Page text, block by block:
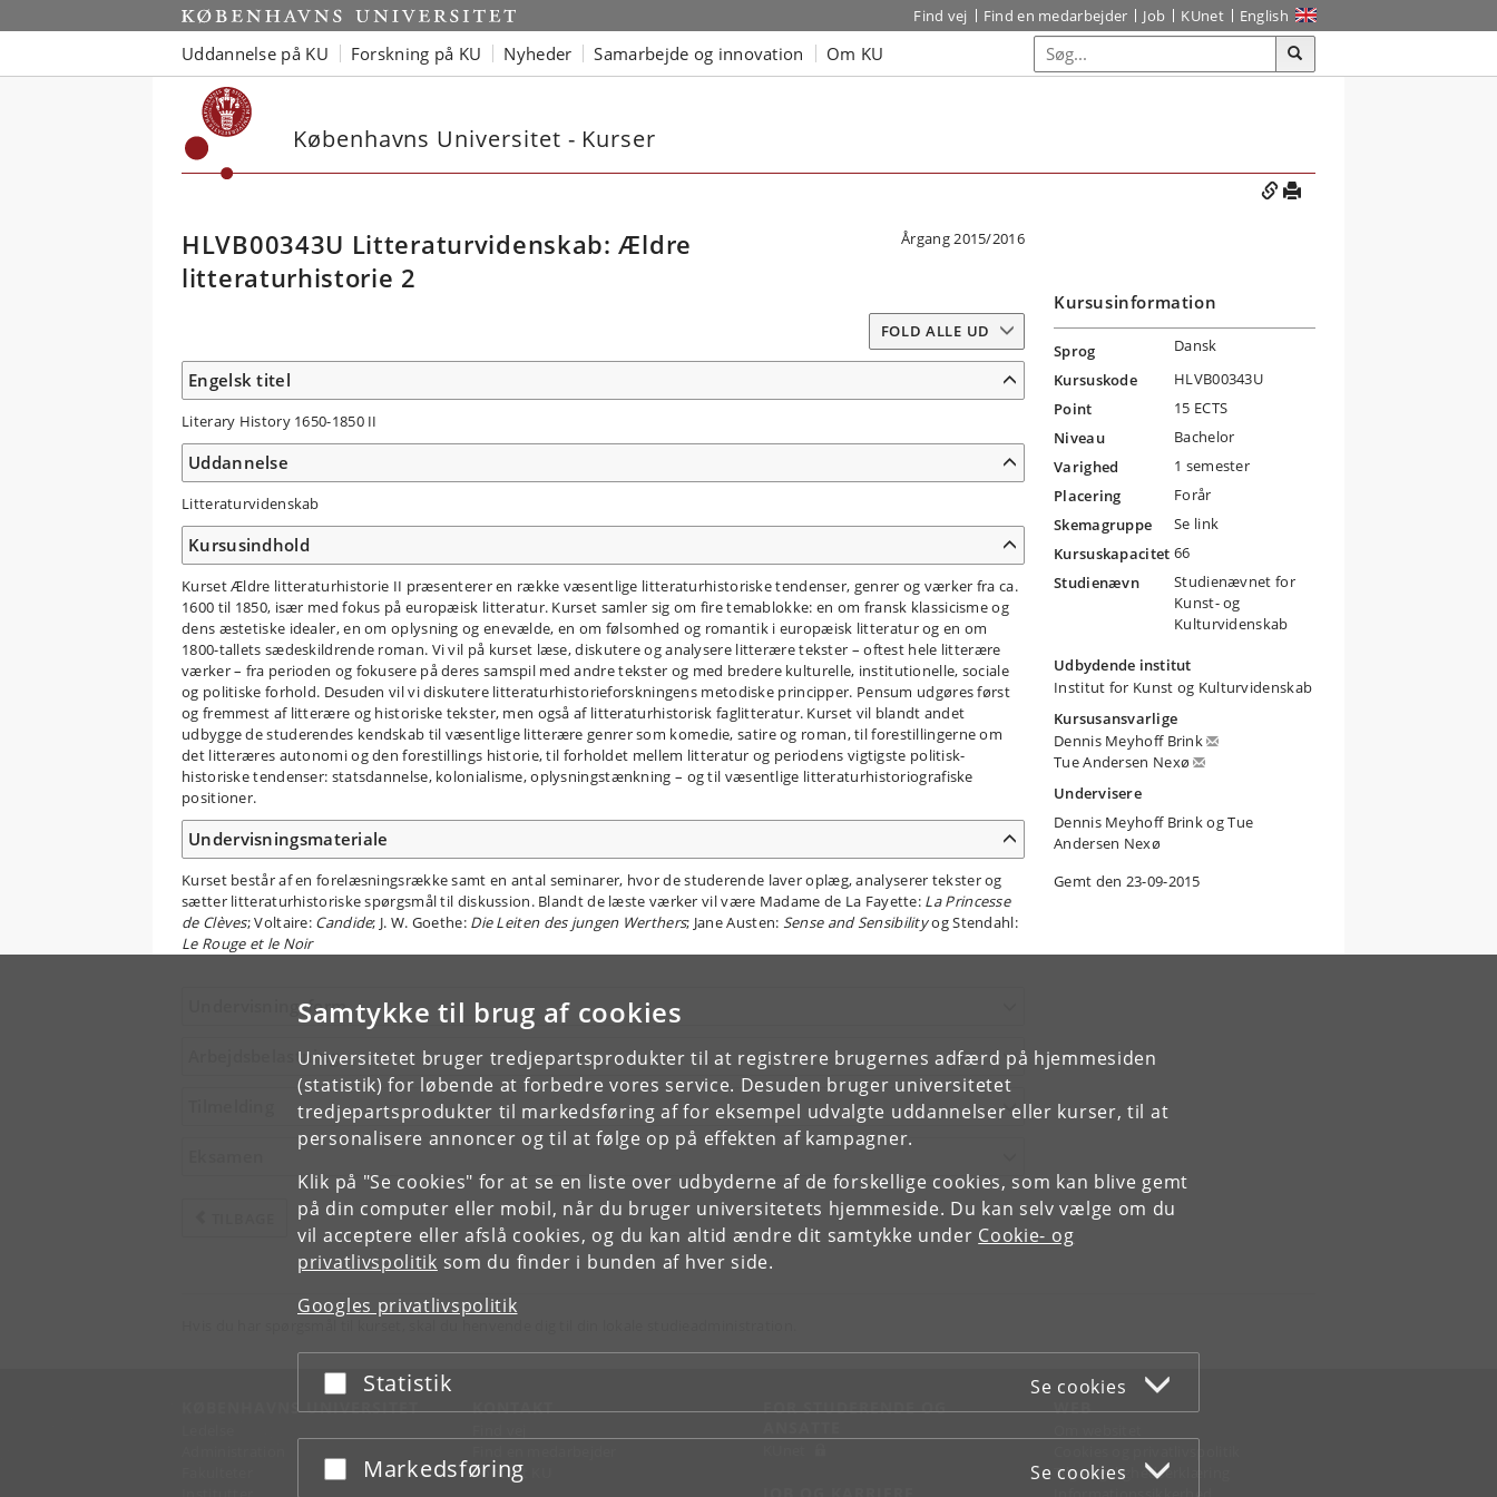
Samtykke til brug af cookies
Universitetet bruger tredjepartsprodukter til at registrere brugernes adfærd på hjemmesiden
(statistik) for løbende at forbedre vores service. Desuden bruger universitetet
tredjepartsprodukter til markedsføring af for eksempel udvalgte uddannelser eller kurser, til at
personalisere annoncer og til at følge op på effekten af kampagner.
Klik på "Se cookies" for at se en liste over udbyderne af de forskellige cookies, som kan blive gemt
på din computer eller mobil, når du bruger universitetets hjemmeside. Du kan selv vælge om du
vil acceptere eller afslå cookies, og du kan altid ændre dit samtykke under Cookie- og
privatlivspolitik som du finder i bunden af hver side.
Googles privatlivspolitik
Acceptér eller afslå
Statistik Se cookies
Acceptér eller afslå
Markedsføring Se cookies
Find vej Find en medarbejder Job KUnet English
Uddannelse på KU Forskning på KU Nyheder Samarbejde og innovation Om KU
Københavns Universitet - Kurser
HLVB00343U Litteraturvidenskab: Ældre
litteraturhistorie 2
Årgang 2015/2016
FOLD ALLE UD
Engelsk titel
Literary History 1650-1850 II
Uddannelse
Litteraturvidenskab
Kursusindhold
Kurset Ældre litteraturhistorie II præsenterer en række væsentlige litteraturhistoriske tendenser, genrer og værker fra ca.
1600 til 1850, især med fokus på europæisk litteratur. Kurset samler sig om fire temablokke: en om fransk klassicisme og
dens æstetiske idealer, en om oplysning og enevælde, en om følsomhed og romantik i europæisk litteratur og en om
1800-tallets sædeskildrende roman. Vi vil på kurset læse, diskutere og analysere litterære tekster – oftest hele litterære
værker – fra perioden og fokusere på deres samspil med andre tekster og med bredere kulturelle, institutionelle, sociale
og politiske forhold. Desuden vil vi diskutere litteraturhistorieforskningens metodiske principper. Pensum udgøres først
og fremmest af litterære og historiske tekster, men også af litteraturhistorisk faglitteratur. Kurset vil blandt andet
udbygge de studerendes kendskab til væsentlige litterære genrer som komedie, satire og roman, til forestillingerne om
det litteræres autonomi og den forestillings historie, til forholdet mellem litteratur og periodens vigtigste politisk-
historiske tendenser: statsdannelse, kolonialisme, oplysningstænkning – og til væsentlige litteraturhistoriografiske
positioner.
Undervisningsmateriale
Kurset består af en forelæsningsrække samt en antal seminarer, hvor de studerende laver oplæg, analyserer tekster og
sætter litteraturhistoriske spørgsmål til diskussion. Blandt de læste værker vil være Madame de La Fayette: La Princesse
de Clèves; Voltaire: Candide; J. W. Goethe: Die Leiten des jungen Werthers; Jane Austen: Sense and Sensibilityog Stendahl:
Le Rouge et le Noir
Undervisningsform
Arbejdsbelastning
Kursusinformation
Sprog
Dansk
Kursuskode
HLVB00343U
Point
15 ECTS
Niveau
Bachelor
Varighed
1 semester
Placering
Forår
Skemagruppe
Se link
Kursuskapacitet 66
Studienævn
Studienævnet for
Kunst- og
Kulturvidenskab
Udbydende institut
Institut for Kunst og Kulturvidenskab
Kursusansvarlige
Dennis Meyhoff Brink
Tue Andersen Nexø
Undervisere
Dennis Meyhoff Brink og Tue
Andersen Nexø
Gemt den 23-09-2015
KØBENHAVNS UNIVERSITET KONTAKT
Kontakt KU
FOR STUDERENDE OG
WEB
Tilgængelighedserklæring